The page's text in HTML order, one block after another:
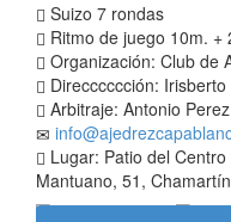
Suizo 7 rondas
Ritmo de juego 10m. +
Organización: Club de
Direcccccción:
Arbitraje: Antonio
Lugar: Patio del
Mantuano, 51,